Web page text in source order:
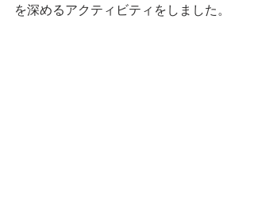
を深めるアクティビティをしました。